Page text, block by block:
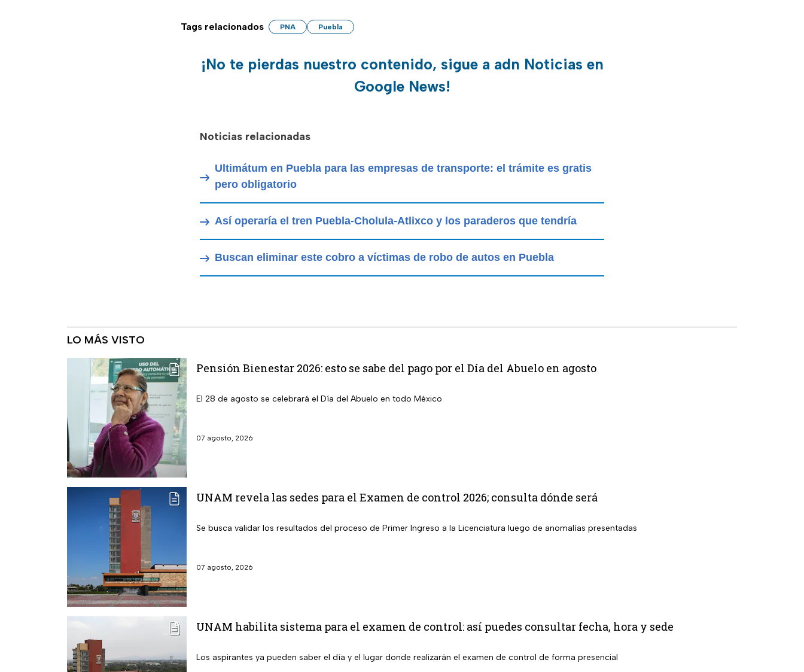
Tags relacionados PNA Puebla
¡No te pierdas nuestro contenido, sigue a adn Noticias en
Google News!
Noticias relacionadas
Ultimátum en Puebla para las empresas de transporte: el trámite es gratis
pero obligatorio
Así operaría el tren Puebla-Cholula-Atlixco y los paraderos que tendría
Buscan eliminar este cobro a víctimas de robo de autos en Puebla
LO MÁS VISTO
Pensión Bienestar 2026: esto se sabe del pago por el Día del Abuelo en agosto
El 28 de agosto se celebrará el Día del Abuelo en todo México
07 agosto, 2026
UNAM revela las sedes para el Examen de control 2026; consulta dónde será
Se busca validar los resultados del proceso de Primer Ingreso a la Licenciatura luego de anomalías presentadas
07 agosto, 2026
UNAM habilita sistema para el examen de control: así puedes consultar fecha, hora y sede
Los aspirantes ya pueden saber el día y el lugar donde realizarán el examen de control de forma presencial